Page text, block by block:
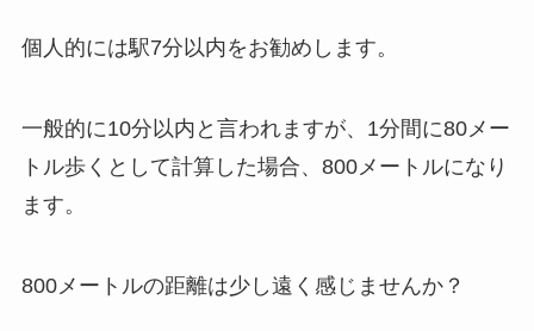
個人的には駅7分以内をお勧めします。
一般的に10分以内と言われますが、1分間に80メー
トル歩くとして計算した場合、800メートルになり
ます。
800メートルの距離は少し遠く感じませんか？